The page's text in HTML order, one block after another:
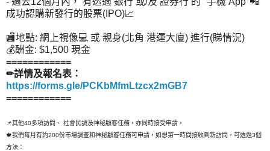
成功認購新發行的股票(IPO)📈
🏬地點: 網上視像💻 或 親身(北角 港運大廈) 進行(睇情況)
💰酬金: $1,500 現金
============
✏詳情及報名表：
https://forms.gle/PCKbMfmLtzcx2mGB7
============
📌其他40多項訪問、 社會民調及神秘顧客任務，亦同時接受申請，
🍁我們每月有約200份市場調查和神秘顧客任務可申請，如想第一時間接收到新訪問，可透過3個
方法：